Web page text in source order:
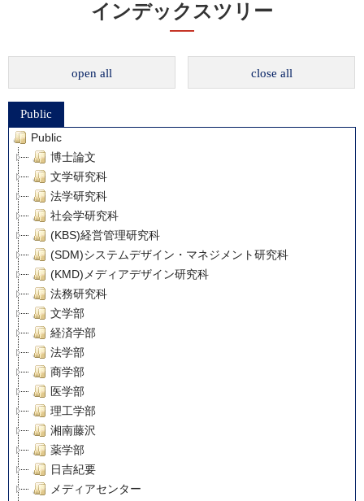
インデックスツリー
open all close all
Public
Public
博士論文
文学研究科
法学研究科
社会学研究科
(KBS)経営管理研究科
(SDM)システムデザイン・マネジメント研究科
(KMD)メディアデザイン研究科
法務研究科
文学部
経済学部
法学部
商学部
医学部
理工学部
湘南藤沢
薬学部
日吉紀要
メディアセンター